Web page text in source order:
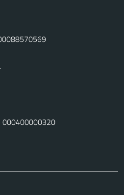
000400000320